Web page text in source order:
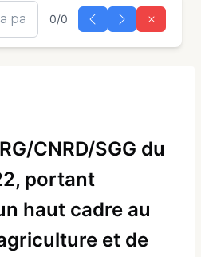
0/0
CNRD/SGG du
portant
haut cadre au
et de